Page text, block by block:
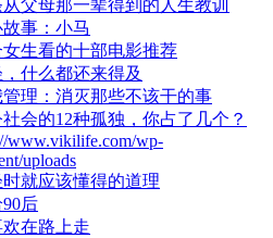
从父母那一辈得到的人生教训
故事：小马
生看的十部电影推荐
什么都还来得及
管理：消灭那些不该干的事
会的12种孤独，你占了几个？
www.vikilife.com/wp-
uploads
就应该懂得的道理
后
在路上走